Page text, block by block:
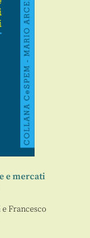
e mercati
eFrancesco